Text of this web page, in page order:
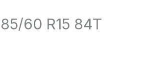
60 R15 84T